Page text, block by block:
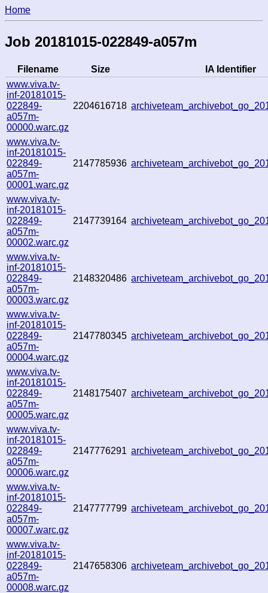
Home
Job 20181015-022849-a057m
Filename Size
IA Identifier
www.viva.tv-
inf-20181015-
022849-
a057m-
00000.warc.gz
2204616718
www.viva.tv-
inf-20181015-
022849-
a057m-
00001.warc.gz
2147785936
www.viva.tv-
inf-20181015-
022849-
a057m-
00002.warc.gz
2147739164
www.viva.tv-
inf-20181015-
022849-
a057m-
00003.warc.gz
2148320486
www.viva.tv-
inf-20181015-
022849-
a057m-
00004.warc.gz
2147780345
www.viva.tv-
inf-20181015-
022849-
a057m-
00005.warc.gz
2148175407
www.viva.tv-
inf-20181015-
022849-
a057m-
00006.warc.gz
2147776291
www.viva.tv-
inf-20181015-
022849-
a057m-
00007.warc.gz
2147777799
www.viva.tv-
inf-20181015-
022849-
a057m-
00008.warc.gz
2147658306